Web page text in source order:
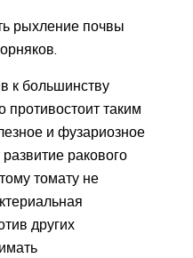
рыхление почвы
к большинству
таким
и фузариозное
ракового
томату не
других